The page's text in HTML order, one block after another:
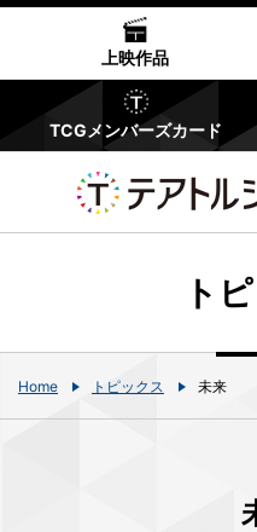
上映作品
TCGメンバーズカード
ト
Home トピックス 未来